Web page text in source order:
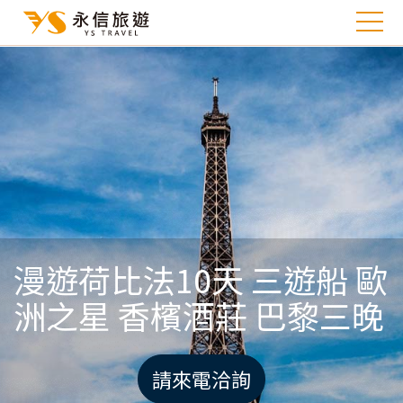
漫遊荷比法10天 三遊船 歐
洲之星 香檳酒莊 巴黎三晚
請來電洽詢